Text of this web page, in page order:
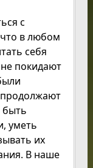
с
в любом
себя
покидают
уметь
их
В наше